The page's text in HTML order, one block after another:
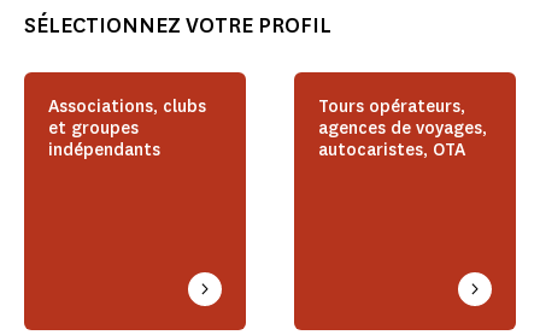
SÉLECTIONNEZ VOTRE PROFIL
Associations, clubs
et groupes
indépendants
Tours opérateurs,
agences de voyages,
autocaristes, OTA